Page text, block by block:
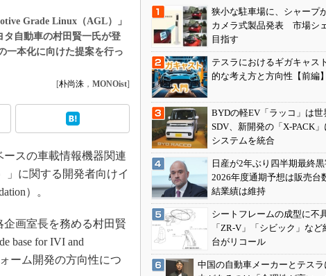
リング
ンとCAE
ン
データ
ャパン
Grade Linux（AGL）」
自動車の村田賢一氏が登
一本化に向けた提案を行っ
[朴尚洙 ， MONOist]
スの車載情報機器関連
」に関する開発者向けイ
）。
画室長を務める村田賢
base for IVI and
ーム開発の方向性につ
狭小な駐車場に、シャープ
カメラ式製品発表 市場シ
目指す
テスラにおけるギガキャス
的な考え方と方向性【前編】
BYDの軽EV「ラッコ」は世
SDV、新開発の「X-PACK
システムを統合
日産が2年ぶり四半期最終黒
2026年度通期予想は販売台
結業績は維持
シートフレームの成型に不
「ZR-V」「シビック」など
台がリコール
中国の自動車メーカーとテスラ